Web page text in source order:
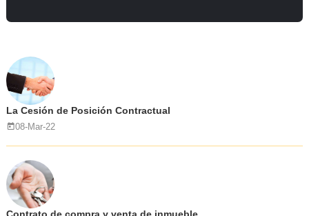
La Cesión de Posición Contractual
08-Mar-22